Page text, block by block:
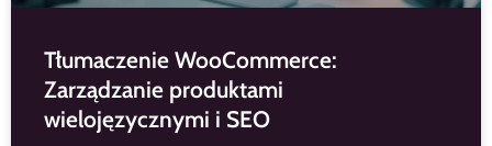
Tłumaczenie WooCommerce:
Zarządzanie produktami
wielojęzycznymi i SEO